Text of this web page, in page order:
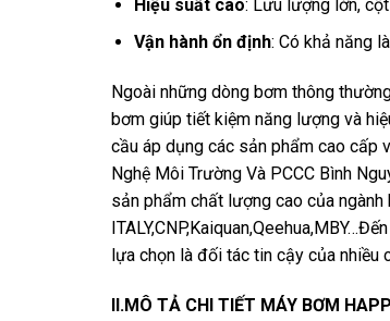
Hiệu suất cao: Lưu lượng lớn,
Vận hành ổn định: Có khả năng
Ngoài những dòng bơm thông
bơm giúp tiết kiệm năng lượng và
cầu áp dụng các sản phẩm cao cấp
Nghệ Môi Trường Và PCCC Bình
sản phẩm chất lượng cao của
lựa chọn là đối tác tin cậy của nhiều
II.MÔ TẢ CHI TIẾT MÁY BƠM